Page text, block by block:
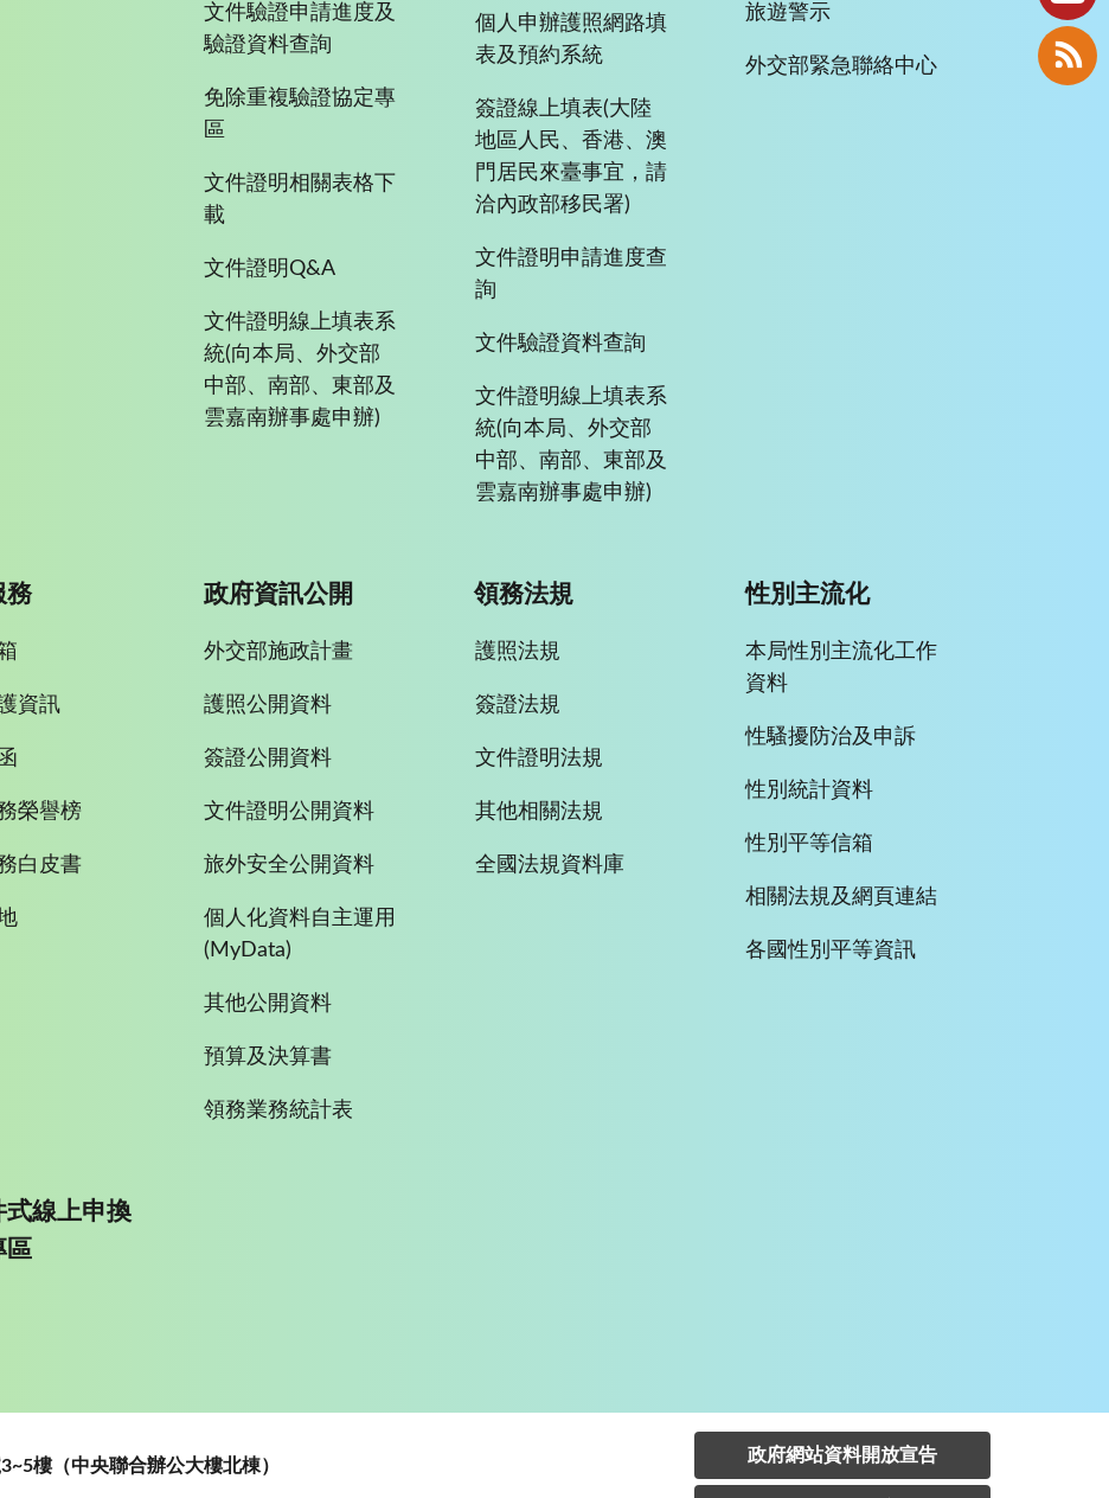
文件驗證申請進度及
驗證資料查詢
免除重複驗證協定專
區
文件證明相關表格下
載
文件證明Q&A
文件證明線上填表系
統(向本局、外交部
中部、南部、東部及
雲嘉南辦事處申辦)
個人申辦護照網路填
表及預約系統
簽證線上填表(大陸
地區人民、香港、澳
門居民來臺事宜，請
洽內政部移民署)
文件證明申請進度查
詢
文件驗證資料查詢
文件證明線上填表系
統(向本局、外交部
中部、南部、東部及
雲嘉南辦事處申辦)
旅遊警示
外交部緊急聯絡中心
務
資訊
榮譽榜
白皮書
政府資訊公開
外交部施政計畫
護照公開資料
簽證公開資料
文件證明公開資料
旅外安全公開資料
個人化資料自主運用
(MyData)
其他公開資料
預算及決算書
領務業務統計表
領務法規
護照法規
簽證法規
文件證明法規
其他相關法規
全國法規資料庫
性別主流化
本局性別主流化工作
資料
性騷擾防治及申訴
性別統計資料
性別平等信箱
相關法規及網頁連結
各國性別平等資訊
式線上申換
區
樓（中央聯合辦公大樓北棟）
政府網站資料開放宣告